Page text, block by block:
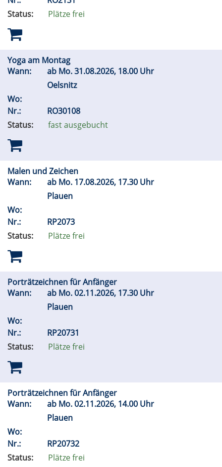
Status:
Plätze frei
Yoga am Montag
Wann:
ab Mo.31.08.2026, 18.00 Uhr
Oelsnitz
Wo:
Nr.:
RO30108
Status:
fast ausgebucht
Malen und Zeichen
Wann:
ab Mo. 17.08.2026, 17.30 Uhr
Plauen
Wo:
Nr.:
RP2073
Status:
Plätze frei
Porträtzeichnen für Anfänger
Wann:
ab Mo.02.11.2026, 17.30 Uhr
Plauen
Wo:
Nr.:
RP20731
Status:
Plätze frei
Porträtzeichnen für Anfänger
Wann:
ab Mo.02.11.2026, 14.00 Uhr
Plauen
Wo:
Nr.:
RP20732
Status:
Plätze frei